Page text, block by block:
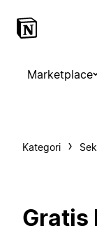
Marketplace
Kategori
Gratis